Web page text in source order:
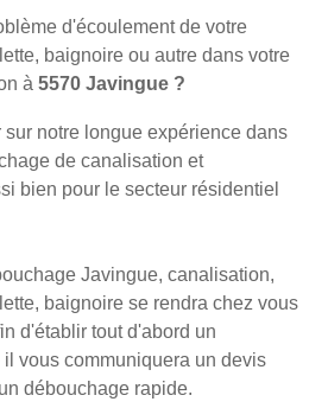
d'écoulement de votre
baignoire ou autre dans votre
à 5570 Javingue ?
notre longue expérience dans
de canalisation et
bien pour le secteur résidentiel
Javingue, canalisation,
baignoire se rendra chez vous
d'établir tout d'abord un
vous communiquera un devis
débouchage rapide.